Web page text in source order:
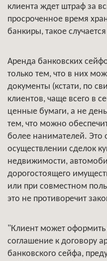
клиента ждет штраф за
просроченное время
банкиры, такое
Аренда банковских
только тем, что в них
документы (кстати, по
клиентов, чаще всего в
ценные бумаги, а не
тем, что можно
более нанимателей. Это
осуществлении сделок
недвижимости,
дорогостоящего
или при совместном
это не противоречит
"Клиент может
соглашение к договору
банковского сейфа,